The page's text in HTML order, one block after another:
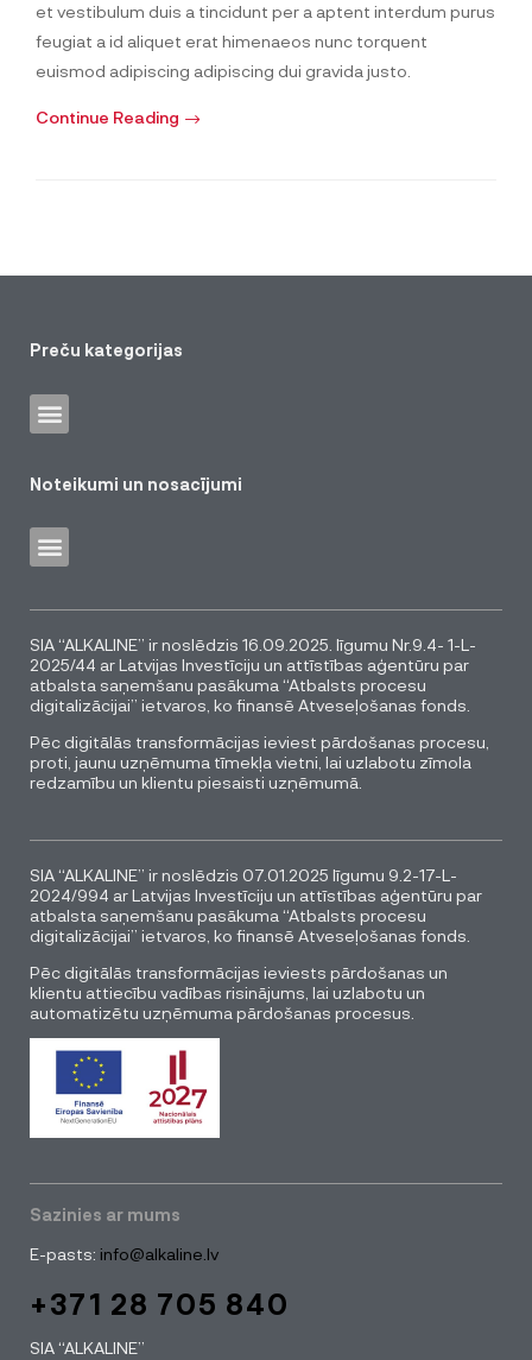
et vestibulum duis a tincidunt per a aptent interdum purus
feugiat a id aliquet erat himenaeos nunc torquent
euismod adipiscing adipiscing dui gravida justo.
Continue Reading
Preču kategorijas
Noteikumi un nosacījumi
SIA “ALKALINE” ir noslēdzis 16.09.2025. līgumu Nr.9.4- 1-L-
2025/44 ar Latvijas Investīciju un attīstības aģentūru par
atbalsta saņemšanu pasākuma “Atbalsts procesu
digitalizācijai” ietvaros, ko finansē Atveseļošanas fonds.
Pēc digitālās transformācijas ieviest pārdošanas procesu,
proti, jaunu uzņēmuma tīmekļa vietni, lai uzlabotu zīmola
redzamību un klientu piesaisti uzņēmumā.
SIA “ALKALINE” ir noslēdzis 07.01.2025 līgumu 9.2-17-L-
2024/994 ar Latvijas Investīciju un attīstības aģentūru par
atbalsta saņemšanu pasākuma “Atbalsts procesu
digitalizācijai” ietvaros, ko finansē Atveseļošanas fonds.
Pēc digitālās transformācijas ieviests pārdošanas un
klientu attiecību vadības risinājums, lai uzlabotu un
automatizētu uzņēmuma pārdošanas procesus.
Sazinies ar mums
E-pasts: info@alkaline.lv
+371 28 705 840
SIA “ALKALINE”